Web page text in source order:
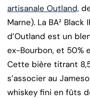
artisanale Outland,
Marne). La BA²
d’Outland est un
ex-Bourbon, et 50%
Cette bière titrant
s’associer au
whiskey fini en fûts